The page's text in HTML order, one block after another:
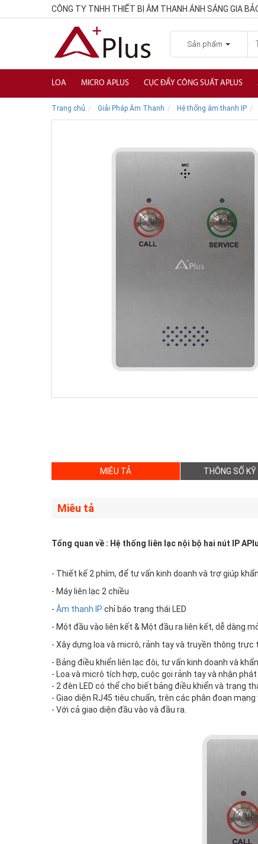
CÔNG TY TNHH THIẾT BỊ ÂM THANH ÁNH SÁNG GIA
Sản phẩm
LOA MICRO APLUS CỤC ĐẨY CÔNG SUẤT APLUS
Trang chủ Giải Pháp Âm Thanh Hệ thống âm thanh IP
MIÊU TẢ THÔNG SỐ
Miêu tả
Tổng quan về : Hệ thống liên lạc nội bộ hai nút IP
- Thiết kế 2 phím, để tư vấn kinh doanh và trợ giúp
- Máy liên lạc 2 chiều
- Âm thanh IP chỉ báo trạng thái LED
- Một đầu vào liên kết & Một đầu ra liên kết, dễ dàng
- Xây dựng loa và micrô, rảnh tay và truyền thông trực
- Bảng điều khiển liên lạc đôi, tư vấn kinh doanh và
- Loa và micrô tích hợp, cuộc gọi rảnh tay và nhận phát
- 2 đèn LED có thể cho biết bảng điều khiển và trạng
- Giao diện RJ45 tiêu chuẩn, trên các phân đoạn
- Với cả giao diện đầu vào và đầu ra.